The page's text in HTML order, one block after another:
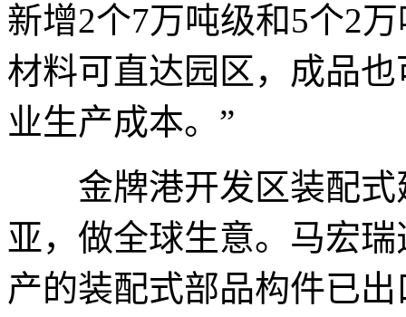
新增2个7万吨级和5个2
材料可直达园区，成品
业生产成本。”
金牌港开发区装配式
亚，做全球生意。马宏
产的装配式部品构件已